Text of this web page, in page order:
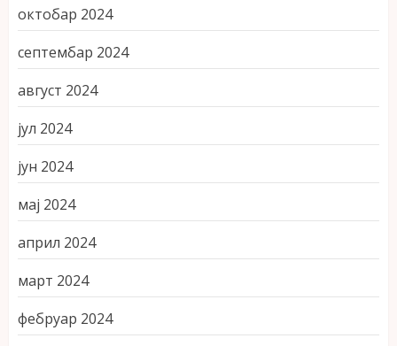
октобар 2024
септембар 2024
август 2024
јул 2024
јун 2024
мај 2024
април 2024
март 2024
фебруар 2024